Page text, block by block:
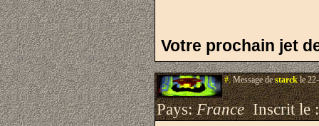
Votre prochain jet
#.Message destarckle
Pays:FranceInscrit le